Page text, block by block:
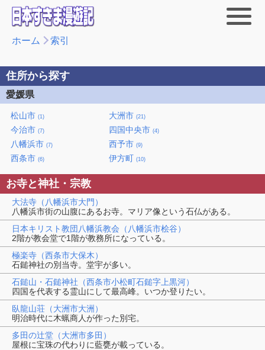
ホーム 索引
住所から探す
愛媛県
松山市 (1)
今治市 (7)
八幡浜市 (7)
西条市 (6)
大洲市 (21)
四国中央市 (4)
西予市 (9)
伊方町 (10)
お寺と神社・宗教
大法寺（八幡浜市大門）
八幡浜市街の山腹にあるお寺。マリア像という石仏がある。
日本キリスト教団八幡浜教会（八幡浜市桧谷）
2階が教会堂で1階が教務所になっている。
極楽寺（西条市大保木）
石鎚神社の別当寺。堂宇が多い。
石鎚山・石鎚神社（西条市小松町石鎚字上黒河）
四国を代表する霊山にして最高峰。いつか登りたい。
臥龍山荘（大洲市大洲）
明治時代に木蝋商人が作った別宅。
多田の辻堂（大洲市多田）
屋根に宝珠の代わりに藍甕が載っている。